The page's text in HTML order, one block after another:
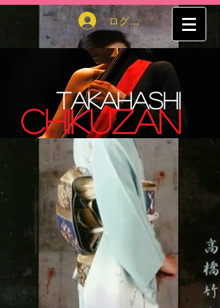
ログイン
CHIKUZAN
TAKAHASHI